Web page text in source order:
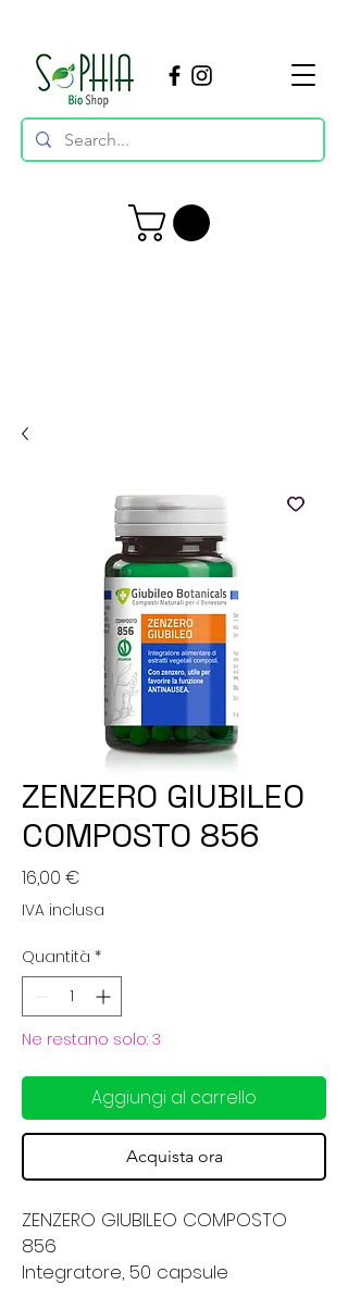
ZENZERO GIUBILEO
COMPOSTO 856
16,00 €
IVA inclusa
Quantità *
Ne restano solo: 3
Aggiungi al carrello
Acquista ora
ZENZERO GIUBILEO COMPOSTO
856
Integratore, 50 capsule